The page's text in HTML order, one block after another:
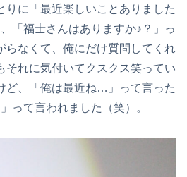
りに「最近楽しいことありました
「福士さんはありますか♪？」っ
らなくて、俺にだけ質問してくれ
それに気付いてクスクス笑ってい
ど、「俺は最近ね…」って言った
って言われました（笑）。